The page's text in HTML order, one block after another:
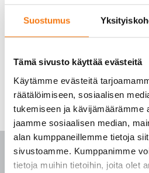
Suostumus
Tämä sivusto käyttää evästeitä
Käytämme evästeitä
räätälöimiseen, sosiaalisen
tukemiseen ja kävijämäärämme
jaamme sosiaalisen median,
alan kumppaneillemme tietoja
sivustoamme. Kumppanimme
tietoja muihin tietoihin, joita olet